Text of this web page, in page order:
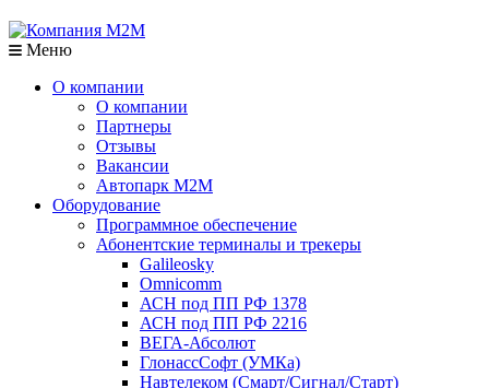
Меню
О компании
О компании
Партнеры
Отзывы
Вакансии
Автопарк М2М
Оборудование
Программное обеспечение
Абонентские терминалы и трекеры
Galileosky
Omnicomm
АСН под ПП РФ 1378
АСН под ПП РФ 2216
ВЕГА-Абсолют
ГлонассСофт (УМКа)
Навтелеком (Смарт/Сигнал/Старт)